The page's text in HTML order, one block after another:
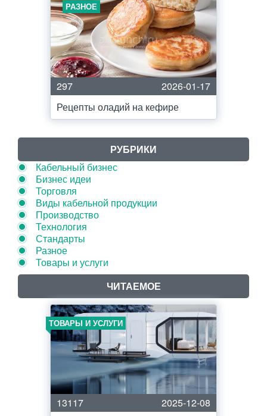
РАЗНОЕ
297
2026-01-17
Рецепты оладий на кефире
РУБРИКИ
Кабельный бизнес
Бизнес идеи
Торговля
Виды кабельной продукции
Производство
Технология
Стандарты
Разное
Товары и услуги
ЧИТАЕМОЕ
ТОВАРЫ И УСЛУГИ
13117
2025-12-08